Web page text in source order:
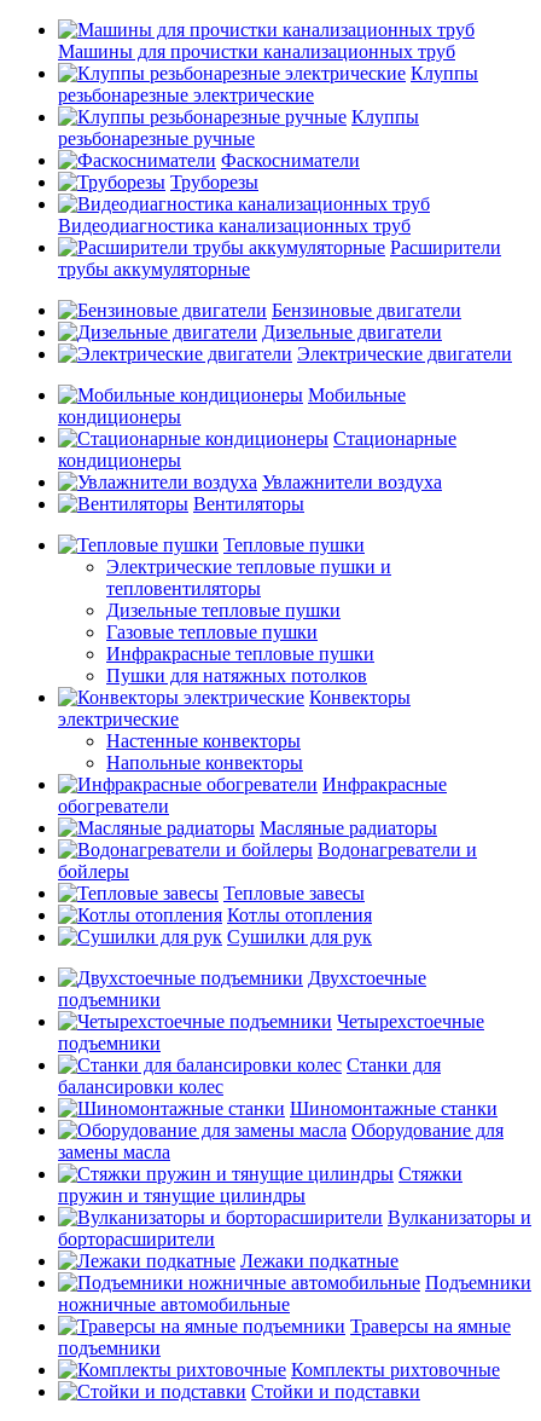
Машины для прочистки канализационных труб
Клуппы
резьбонарезные электрические
Клуппы
резьбонарезные ручные
Фаскосниматели
Труборезы
Видеодиагностика канализационных труб
Расширители
трубы аккумуляторные
Бензиновые двигатели
Дизельные двигатели
Электрические двигатели
Мобильные
кондиционеры
Стационарные
кондиционеры
Увлажнители воздуха
Вентиляторы
Тепловые пушки
Электрические тепловые пушки и
тепловентиляторы
Дизельные тепловые пушки
Газовые тепловые пушки
Инфракрасные тепловые пушки
Пушки для натяжных потолков
Конвекторы
электрические
Настенные конвекторы
Напольные конвекторы
Инфракрасные
обогреватели
Масляные радиаторы
Водонагреватели и
бойлеры
Тепловые завесы
Котлы отопления
Сушилки для рук
Двухстоечные
подъемники
Четырехстоечные
подъемники
Станки для
балансировки колес
Шиномонтажные станки
Оборудование для
замены масла
Стяжки
пружин и тянущие цилиндры
Вулканизаторы и
борторасширители
Лежаки подкатные
Подъемники
ножничные автомобильные
Траверсы на ямные
подъемники
Комплекты рихтовочные
Стойки и подставки